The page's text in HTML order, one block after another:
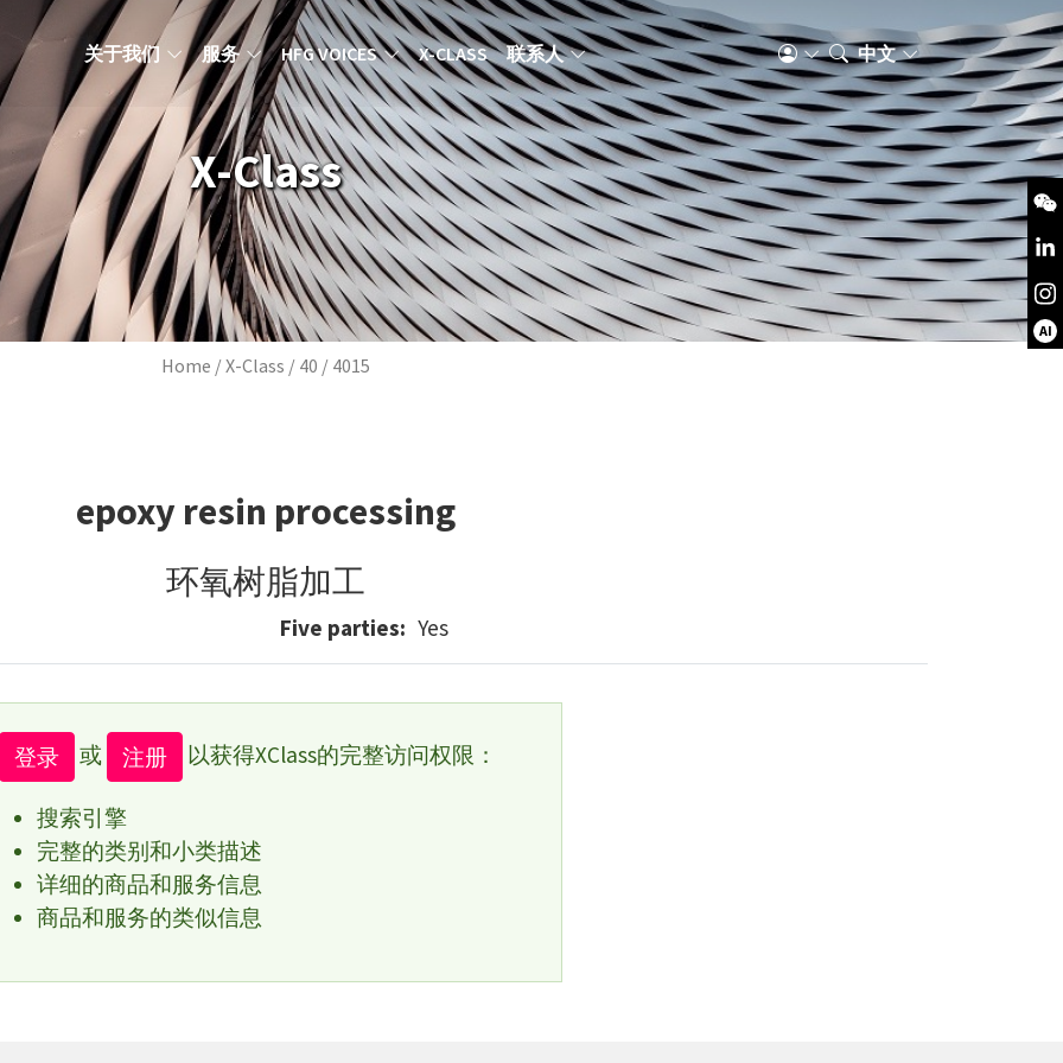
MAIN NAVIGATION ZH
关于我们 服务 HFG VOICES X-CLASS 联系人 中文
X-Class
Breadcrumb
Home X-Class 40 4015
epoxy resin processing
环氧树脂加工
Five parties Yes
登录 或 注册 以获得XClass的完整访问权限：
搜索引擎
完整的类别和小类描述
详细的商品和服务信息
商品和服务的类似信息
AI